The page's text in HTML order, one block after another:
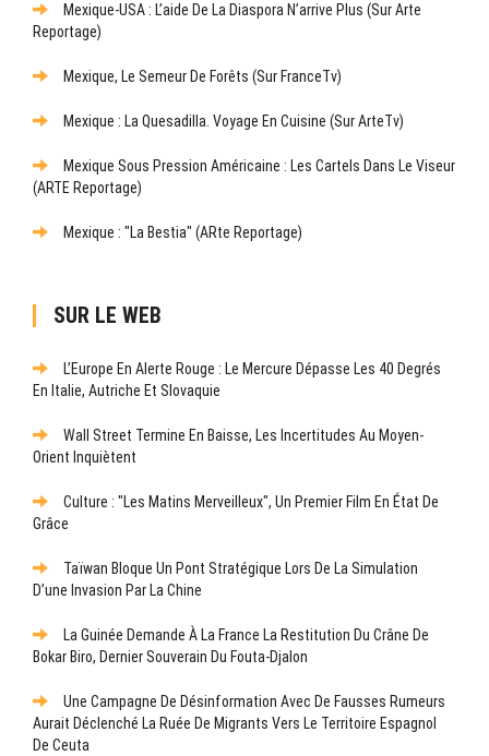
Mexique-USA : L’aide De La Diaspora N’arrive Plus (sur Arte
Reportage)
Mexique, Le Semeur De Forêts (sur FranceTv)
Mexique : La Quesadilla. Voyage En Cuisine (sur ArteTv)
Mexique Sous Pression Américaine : Les Cartels Dans Le Viseur
(ARTE Reportage)
Mexique : "La Bestia" (ARte Reportage)
SUR LE WEB
L’Europe En Alerte Rouge : Le Mercure Dépasse Les 40 Degrés
En Italie, Autriche Et Slovaquie
Wall Street Termine En Baisse, Les Incertitudes Au Moyen-
Orient Inquiètent
Culture : "Les Matins Merveilleux", Un Premier Film En État De
Grâce
Taïwan Bloque Un Pont Stratégique Lors De La Simulation
D’une Invasion Par La Chine
La Guinée Demande À La France La Restitution Du Crâne De
Bokar Biro, Dernier Souverain Du Fouta-Djalon
Une Campagne De Désinformation Avec De Fausses Rumeurs
Aurait Déclenché La Ruée De Migrants Vers Le Territoire Espagnol
De Ceuta